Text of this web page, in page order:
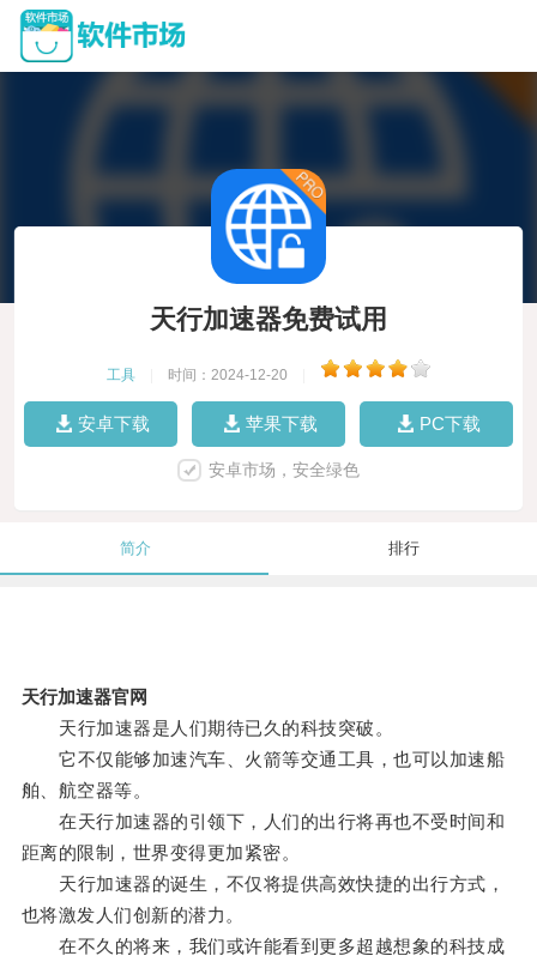
天行加速器免费试用
工具 时间：2024-12-20
安卓下载 苹果下载 PC下载
安卓市场，安全绿色
简介 排行
天行加速器官网
天行加速器是人们期待已久的科技突破。
它不仅能够加速汽车、火箭等交通工具，也可以加速船
舶、航空器等。
在天行加速器的引领下，人们的出行将再也不受时间和
距离的限制，世界变得更加紧密。
天行加速器的诞生，不仅将提供高效快捷的出行方式，
也将激发人们创新的潜力。
在不久的将来，我们或许能看到更多超越想象的科技成